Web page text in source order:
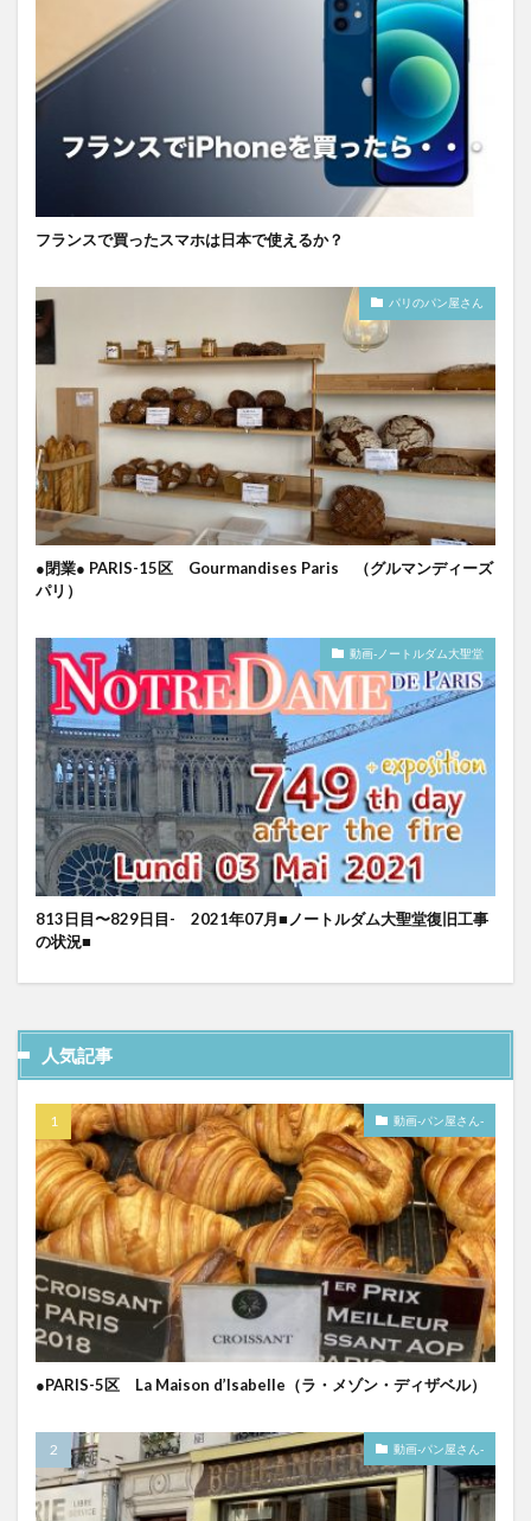
フランスで買ったスマホは日本で使えるか？
パリのパン屋さん
●閉業● PARIS-15区 Gourmandises Paris （グルマンディーズ
パリ）
動画-ノートルダム大聖堂
813日目〜829日目- 2021年07月■ノートルダム大聖堂復旧工事
の状況■
人気記事
動画-パン屋さん-
●PARIS-5区 La Maison d’Isabelle（ラ・メゾン・ディザベル）
動画-パン屋さん-